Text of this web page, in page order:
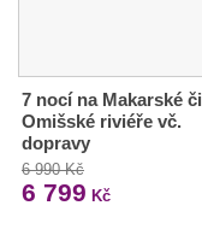
7 nocí na Makarské či
Omišské riviéře vč.
dopravy
6 990 Kč
6 799 Kč